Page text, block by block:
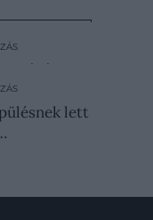
az
lett